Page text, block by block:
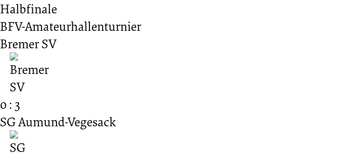
Halbfinale
BFV-Amateurhallenturnier
Bremer SV
0 : 3
SG Aumund-Vegesack